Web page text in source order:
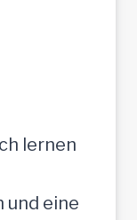
lernen
und eine